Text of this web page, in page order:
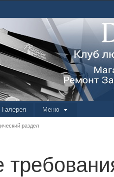
Галерея Меню
раздел